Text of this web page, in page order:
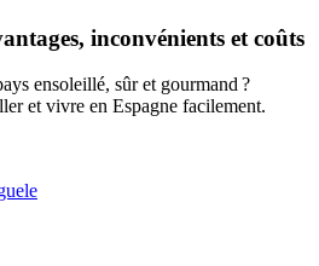
inconvénients et coûts
ensoleillé, sûr et gourmand ?
et vivre en Espagne facilement.